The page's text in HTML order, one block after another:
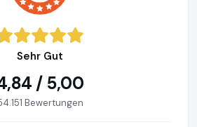
Sehr Gut
/ 5,00
Bewertungen